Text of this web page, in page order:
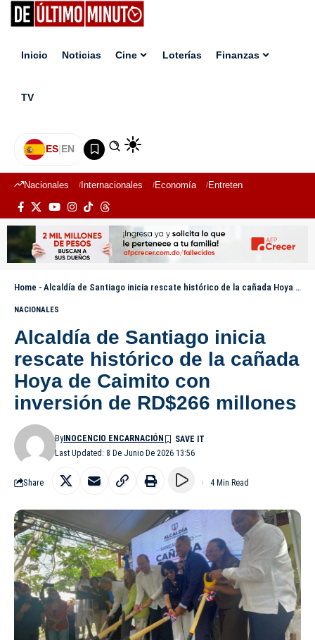
Inicio Noticias Cine Loterías Finanzas
TV
ES|EN
Nacionales Internacionales Economía Entretenimiento
Home - Alcaldía de Santiago inicia rescate histórico de la cañada Hoya de Caimito con inversión de RD$266 millones
NACIONALES
Alcaldía de Santiago inicia
rescate histórico de la cañada
Hoya de Caimito con
inversión de RD$266 millones
Last Updated: 8 De Junio De 2026 13:56
ByINOCENCIO ENCARNACIÓN
Share 4 Min Read